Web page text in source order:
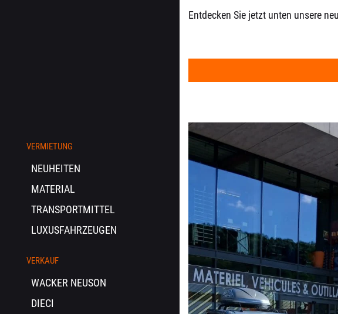
VERMIETUNG
NEUHEITEN
MATERIAL
TRANSPORTMITTEL
LUXUSFAHRZEUGEN
VERKAUF
WACKER NEUSON
DIECI
Entdecken Sie jetzt unten unsere